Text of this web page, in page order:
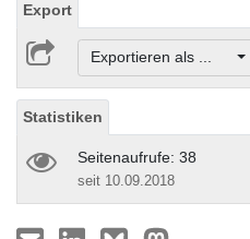
Export
Exportieren als ...
Statistiken
Seitenaufrufe: 38
seit 10.09.2018